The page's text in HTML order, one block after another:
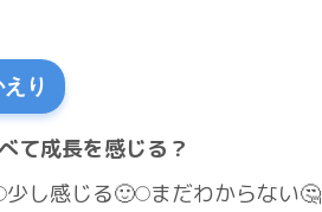
り
て成長を感じる？
少し感じる🙂 まだわからない🤔